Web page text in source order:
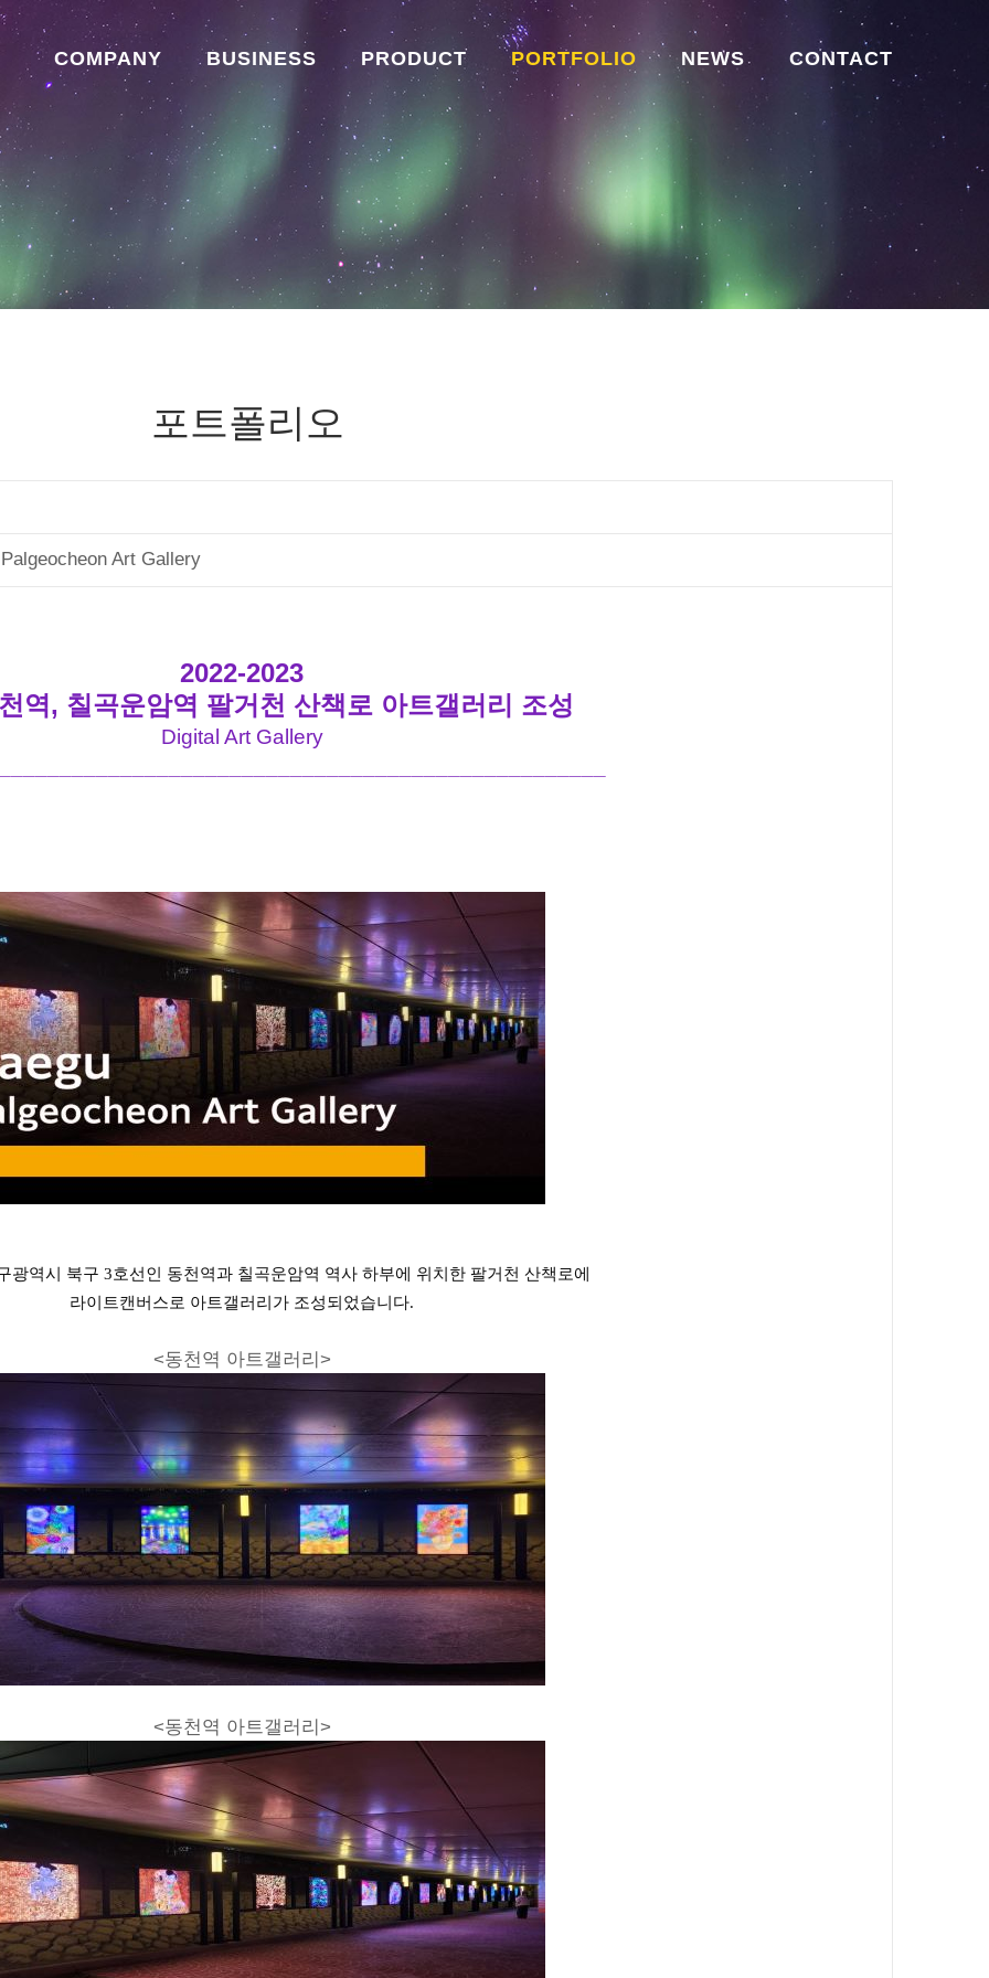
COMPANY BUSINESS PRODUCT PORTFOLIO NEWS CONTACT
포트폴리오
Art Gallery
2022-2023
역, 칠곡운암역 팔거천 산책로 아트갤러리 조성
Digital Art Gallery
광역시 북구 3호선인 동천역과 칠곡운암역 역사 하부에 위치한 팔거천 산책로에
라이트캔버스로 아트갤러리가 조성되었습니다.
<동천역 아트갤러리>
<동천역 아트갤러리>